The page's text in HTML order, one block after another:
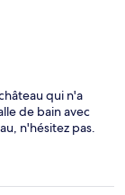
qui n'a
de bain avec
n'hésitez pas.